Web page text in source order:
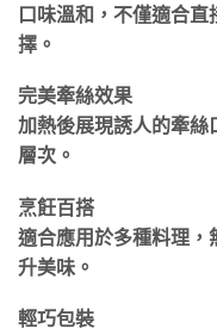
口味溫和，不僅適合
擇。
完美牽絲效果
加熱後展現誘人的牽絲
層次。
烹飪百搭
適合應用於多種料理，
升美味。
輕巧包裝